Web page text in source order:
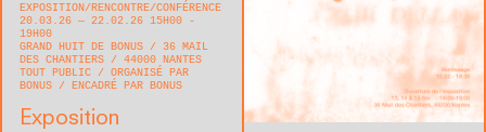
EXPOSITION
RENCONTRE/CONFÉRENCE
20.03.26 — 22.02.26 15H00 -
19H00
GRAND HUIT DE BONUS
36 MAIL
DES CHANTIERS
44000 NANTES
TOUT PUBLIC
ORGANISÉ PAR
BONUS
ENCADRÉ PAR BONUS
Exposition